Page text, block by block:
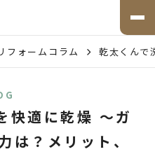
フォームコラム 乾太くんで
快適に乾燥 ～ガ
は？メリット、